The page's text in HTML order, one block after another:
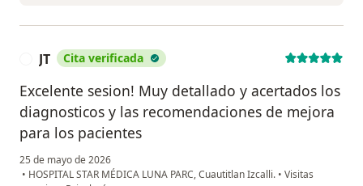
JT Cita verificada
Excelente sesion! Muy detallado y acertados los
diagnosticos y las recomendaciones de mejora
para los pacientes
25 de mayo de 2026
• HOSPITAL STAR MÉDICA LUNA PARC, Cuautitlan Izcalli. • Visitas